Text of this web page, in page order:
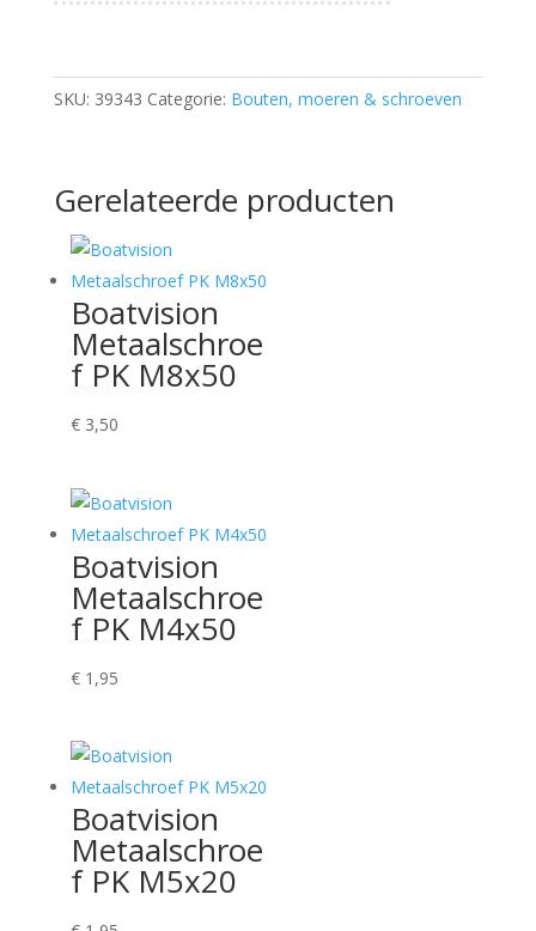
SKU: 39343 Categorie: Bouten, moeren & schroeven
Gerelateerde producten
Boatvision
Metaalschroe
f PK M8x50
€3,50
Boatvision
Metaalschroe
f PK M4x50
€1,95
Boatvision
Metaalschroe
f PK M5x20